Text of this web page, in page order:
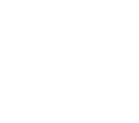
Gartenprodukten aus China mit